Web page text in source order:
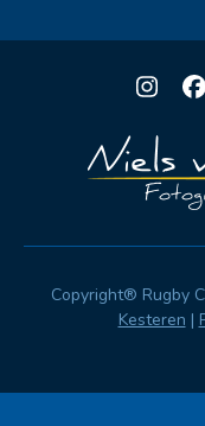
Copyright® Rugby
Kesteren |